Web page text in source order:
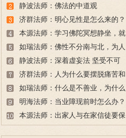
之业如影随
静波法师：佛法的中道观
济群法师：明心见性是怎么来的？
利根是天生的吗？
本源法师：学习佛陀冥想静坐，就
可以悟道成佛吗？
如瑞法师：佛性不分南与北，为人
不与比高低，广修福慧获法喜
静波法师：深着虚妄法 坚受不可
舍
济群法师：人为什么要摆脱痛苦和
烦恼，目的是什么？
如瑞法师：什么是不善业，为什么
要远离一切不善业？
明海法师：当业障现前时怎么办？
随缘了业，究竟解脱
本源法师：出家人与在家信徒要保